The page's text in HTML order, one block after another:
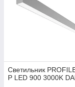
Светильник
P LED 900 3000K